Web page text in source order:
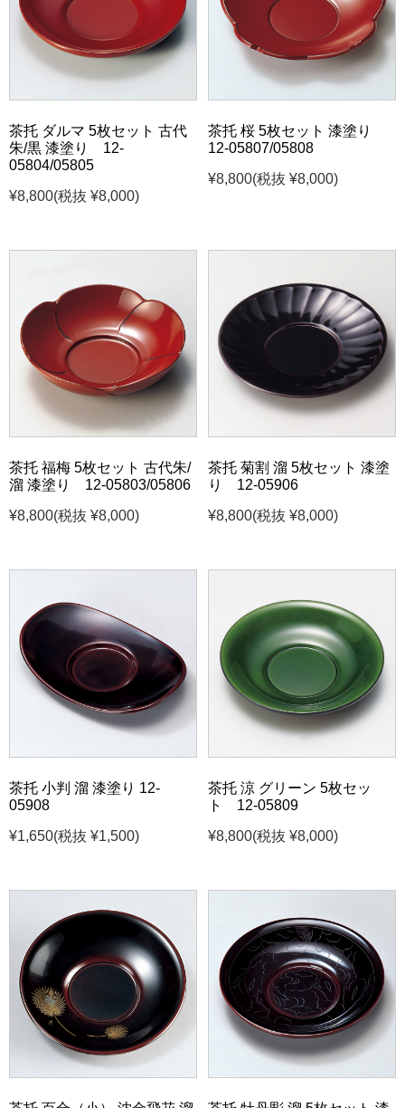
茶托 ダルマ 5枚セット 古代
朱/黒 漆塗り 12-
05804/05805
¥8,800(税抜 ¥8,000)
茶托 桜 5枚セット 漆塗り
12-05807/05808
¥8,800(税抜 ¥8,000)
茶托 福梅 5枚セット 古代朱/
溜 漆塗り 12-05803/05806
¥8,800(税抜 ¥8,000)
茶托 菊割 溜 5枚セット 漆塗
り 12-05906
¥8,800(税抜 ¥8,000)
茶托 小判 溜 漆塗り 12-
05908
¥1,650(税抜 ¥1,500)
茶托 涼 グリーン 5枚セッ
ト 12-05809
¥8,800(税抜 ¥8,000)